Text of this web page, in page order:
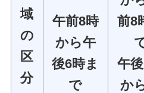
域
の
区
分
午前8時
から午
後6時ま
で
前8
午
か